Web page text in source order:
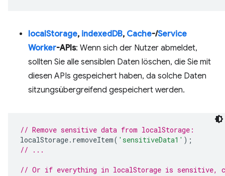
localStorage, indexedDB, Cache-/Service
Worker-APIs: Wenn sich der Nutzer abmeldet,
sollten Sie alle sensiblen Daten löschen, die Sie mit
diesen APIs gespeichert haben, da solche Daten
sitzungsübergreifend gespeichert werden.
// Remove sensitive data from localStorage:
localStorage. removeItem( 'sensitiveData1' );
// ...
// Or if everything in localStorage is